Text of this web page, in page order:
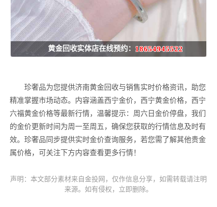
黄金回收实体店在线预约：18654945522
珍奢品为您提供济南黄金回收与销售实时价格资讯，助您
精准掌握市场动态。内容涵盖西宁金价，西宁黄金价格，西宁
六福黄金价格等最新行情，温馨提示：周六日金价停盘，我们
的金价更新时间为周一至周五，确保您获取的行情信息及时有
效。珍奢品同步提供实时金价查询服务，若您需了解其他贵金
属价格，可关注下方内容查看更多行情！
声明：本文部分素材来自金投网，仅作信息分享，如需转载请注明
来源。如有侵权，立即删除。